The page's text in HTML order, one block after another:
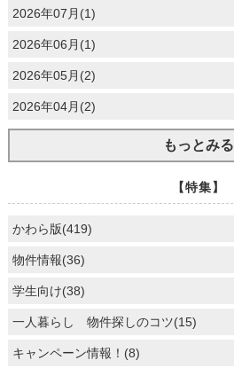
2026年07月(1)
2026年06月(1)
2026年05月(2)
2026年04月(2)
もっとみる
【特集】
かわら版(419)
物件情報(36)
学生向け(38)
一人暮らし 物件探しのコツ(15)
キャンペーン情報！(8)